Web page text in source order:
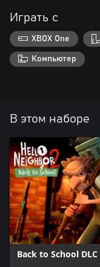
Играть с
XBOX One
Компьютер
В этом наборе
Back to School DLC